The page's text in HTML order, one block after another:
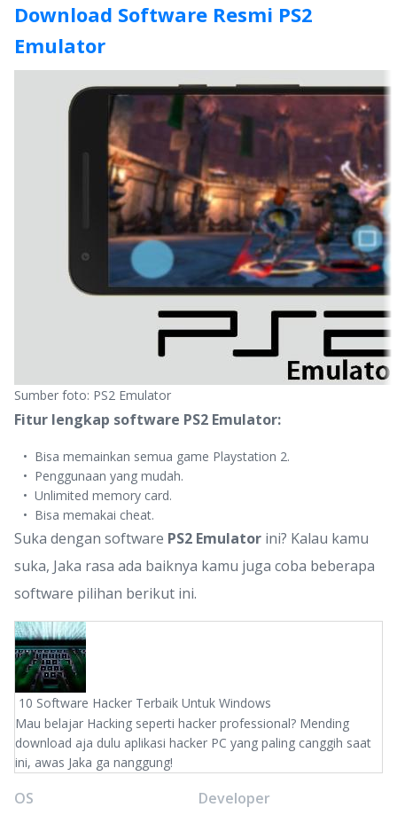
Download Software Resmi PS2
Emulator
Sumber foto: PS2 Emulator
Fitur lengkap software PS2 Emulator:
Bisa memainkan semua game Playstation 2.
Penggunaan yang mudah.
Unlimited memory card.
Bisa memakai cheat.
Suka dengan software PS2 Emulator ini? Kalau kamu
suka, Jaka rasa ada baiknya kamu juga coba beberapa
software pilihan berikut ini.
10 Software Hacker Terbaik Untuk Windows
Mau belajar Hacking seperti hacker professional? Mending
download aja dulu aplikasi hacker PC yang paling canggih saat
ini, awas Jaka ga nanggung!
OS Developer